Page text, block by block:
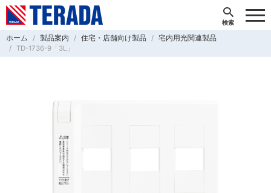
ホーム 製品案内 住宅・店舗向け製品
宅内用光関連製品
TD-1736-9「3L」